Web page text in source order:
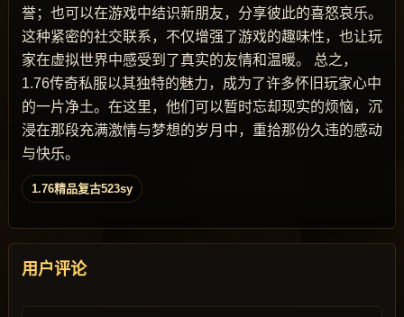
誉；也可以在游戏中结识新朋友，分享彼此的喜怒哀乐。
这种紧密的社交联系，不仅增强了游戏的趣味性，也让玩
家在虚拟世界中感受到了真实的友情和温暖。 总之，
1.76传奇私服以其独特的魅力，成为了许多怀旧玩家心中
的一片净土。在这里，他们可以暂时忘却现实的烦恼，沉
浸在那段充满激情与梦想的岁月中，重拾那份久违的感动
与快乐。
1.76精品复古523sy
用户评论